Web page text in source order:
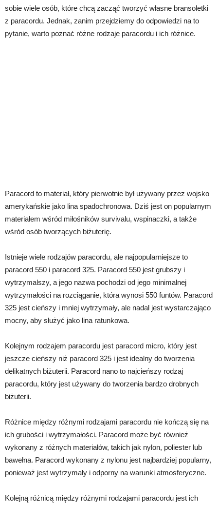
sobie wiele osób, które chcą zacząć tworzyć własne bransoletki
z paracordu. Jednak, zanim przejdziemy do odpowiedzi na to
pytanie, warto poznać różne rodzaje paracordu i ich różnice.
Paracord to materiał, który pierwotnie był używany przez wojsko
amerykańskie jako lina spadochronowa. Dziś jest on popularnym
materiałem wśród miłośników survivalu, wspinaczki, a także
wśród osób tworzących biżuterię.
Istnieje wiele rodzajów paracordu, ale najpopularniejsze to
paracord 550 i paracord 325. Paracord 550 jest grubszy i
wytrzymalszy, a jego nazwa pochodzi od jego minimalnej
wytrzymałości na rozciąganie, która wynosi 550 funtów. Paracord
325 jest cieńszy i mniej wytrzymały, ale nadal jest wystarczająco
mocny, aby służyć jako lina ratunkowa.
Kolejnym rodzajem paracordu jest paracord micro, który jest
jeszcze cieńszy niż paracord 325 i jest idealny do tworzenia
delikatnych biżuterii. Paracord nano to najcieńszy rodzaj
paracordu, który jest używany do tworzenia bardzo drobnych
biżuterii.
Różnice między różnymi rodzajami paracordu nie kończą się na
ich grubości i wytrzymałości. Paracord może być również
wykonany z różnych materiałów, takich jak nylon, poliester lub
bawełna. Paracord wykonany z nylonu jest najbardziej popularny,
ponieważ jest wytrzymały i odporny na warunki atmosferyczne.
Kolejną różnicą między różnymi rodzajami paracordu jest ich